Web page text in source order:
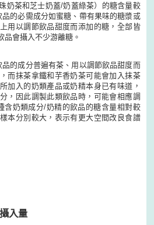
奶茶和芝士奶蓋/奶蓋綠茶）的糖含量較
的必需成分如蜜糖、帶有果味的糖漿或
用以調節飲品甜度而添加的糖，全部皆
品會攝入不少游離糖。
的成分普遍有茶、用以調節飲品甜度而
而抹茶拿鐵和芋香奶茶可能會加入抹茶
加入的奶類產品或奶精本身已有味道，
，因此調製此類飲品時，可能會相應調
含奶類成分/奶精的飲品的糖含量相對較
本分別較大，表示有更大空間改良食譜
入量